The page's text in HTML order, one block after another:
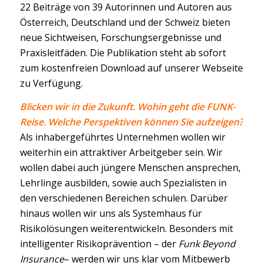
22 Beiträge von 39 Autorinnen und Autoren aus
Österreich, Deutschland und der Schweiz bieten
neue Sichtweisen, Forschungsergebnisse und
Praxisleitfäden. Die Publikation steht ab sofort
zum kostenfreien Download auf unserer Webseite
zu Verfügung.
Blicken wir in die Zukunft. Wohin geht die FUNK-
Reise. Welche Perspektiven können Sie aufzeigen?
Als inhabergeführtes Unternehmen wollen wir
weiterhin ein attraktiver Arbeitgeber sein. Wir
wollen dabei auch jüngere Menschen ansprechen,
Lehrlinge ausbilden, sowie auch Spezialisten in
den verschiedenen Bereichen schulen. Darüber
hinaus wollen wir uns als Systemhaus für
Risikolösungen weiterentwickeln. Besonders mit
intelligenter Risikoprävention – der Funk Beyond
Insurance– werden wir uns klar vom Mitbewerb